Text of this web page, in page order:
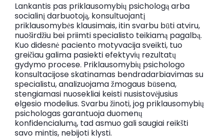
Lankantis pas priklausomybių psichologą arba
socialinį darbuotoją, konsultuojantį
priklausomybės klausimais, itin svarbu būti atviru,
nuoširdžiu bei priimti specialisto teikiamą pagalbą.
Kuo didesnė paciento motyvacija sveikti, tuo
greičiau galima pasiekti efektyvių rezultatų
gydymo procese. Priklausomybių psichologo
konsultacijose skatinamas bendradarbiavimas su
specialistu, analizuojama žmogaus būsena,
stengiamasi nuosekliai keisti nusistovėjusius
elgesio modelius. Svarbu žinoti, jog priklausomybių
psichologas garantuoja duomenų
konfidencialumą, tad asmuo gali saugiai reikšti
savo mintis, nebijoti klysti.